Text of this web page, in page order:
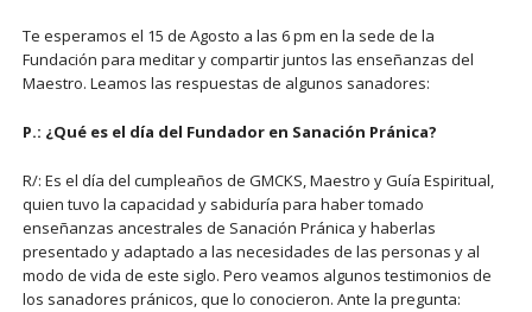
Te esperamos el 15 de Agosto a las 6 pm en la sede de la
Fundación para meditar y compartir juntos las enseñanzas del
Maestro. Leamos las respuestas de algunos sanadores:
P.: ¿Qué es el día del Fundador en Sanación Pránica?
R/: Es el día del cumpleaños de GMCKS, Maestro y Guía Espiritual,
quien tuvo la capacidad y sabiduría para haber tomado
enseñanzas ancestrales de Sanación Pránica y haberlas
presentado y adaptado a las necesidades de las personas y al
modo de vida de este siglo. Pero veamos algunos testimonios de
los sanadores pránicos, que lo conocieron. Ante la pregunta: